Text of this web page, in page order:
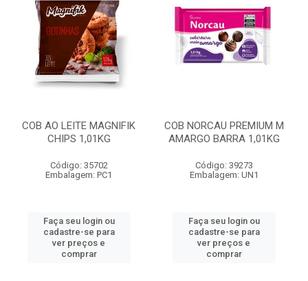
COB AO LEITE MAGNIFIK
CHIPS 1,01KG
Código: 35702
Embalagem: PC1
Faça seu login ou
cadastre-se para
ver preços e
comprar
COB NORCAU PREMIUM M
AMARGO BARRA 1,01KG
Código: 39273
Embalagem: UN1
Faça seu login ou
cadastre-se para
ver preços e
comprar